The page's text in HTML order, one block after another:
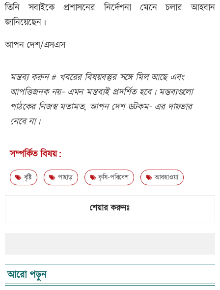
তিনি সবাইকে প্রশাসনের নির্দেশনা মেনে চলার আহবান
জানিয়েছেন।
আপন দেশ/এসএস
মন্তব্য করুন # খবরের বিষয়বস্তুর সঙ্গে মিল আছে এবং
আপত্তিজনক নয়- এমন মন্তব্যই প্রদর্শিত হবে। মন্তব্যগুলো
পাঠকের নিজস্ব মতামত, আপন দেশ ডটকম- এর দায়ভার
নেবে না।
সম্পর্কিত বিষয়:
বৃষ্টি পাহাড় কৃষি-পরিবেশ আবহাওয়া
শেয়ার করুনঃ
আরো পড়ুন